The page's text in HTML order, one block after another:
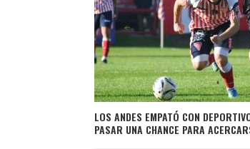
LOS ANDES EMPATÓ CON
PASAR UNA CHANCE PARA